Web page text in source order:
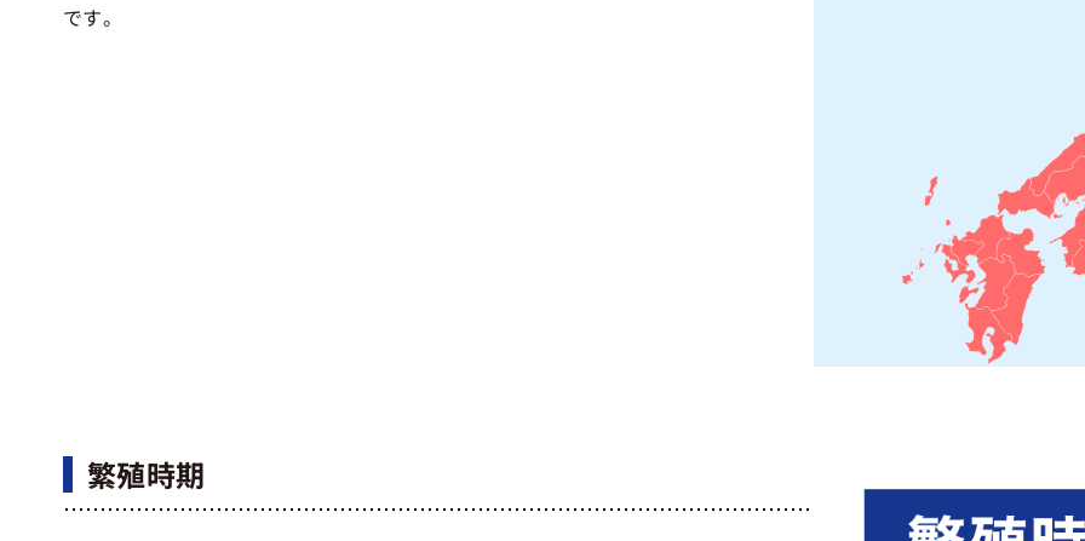
です。
繁殖時期